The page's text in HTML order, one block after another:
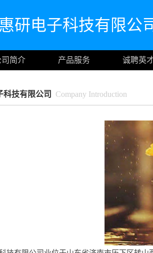
研电子科技有限公
司简介 产品服务
诚聘英
科技有限公司
Company Introduction